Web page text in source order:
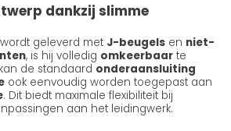
dankzij slimme
geleverd met J-beugels en niet-
, is hij volledig omkeerbaar te
de standaard onderaansluiting
ook eenvoudig worden toegepast aan
. Dit biedt maximale flexibiliteit bij
aan het leidingwerk.